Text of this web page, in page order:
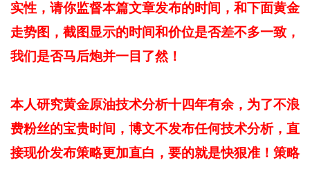
实性，请你监督本篇文章发布的时间，和下面黄金
走势图，截图显示的时间和价位是否差不多一致，
我们是否马后炮并一目了然！
本人研究黄金原油技术分析十四年有余，为了不浪
费粉丝的宝贵时间，博文不发布任何技术分析，直
接现价发布策略更加直白，要的就是快狠准！策略